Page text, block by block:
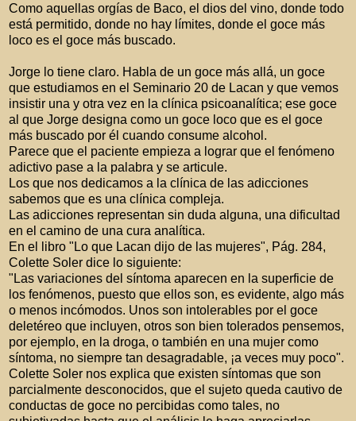
Como aquellas orgías de Baco, el dios del vino, donde todo
está permitido, donde no hay límites, donde el goce más
loco es el goce más buscado.
Jorge lo tiene claro. Habla de un goce más allá, un goce
que estudiamos en el Seminario 20 de Lacan y que vemos
insistir una y otra vez en la clínica psicoanalítica; ese goce
al que Jorge designa como un goce loco que es el goce
más buscado por él cuando consume alcohol.
Parece que el paciente empieza a lograr que el fenómeno
adictivo pase a la palabra y se articule.
Los que nos dedicamos a la clínica de las adicciones
sabemos que es una clínica compleja.
Las adicciones representan sin duda alguna, una dificultad
en el camino de una cura analítica.
En el libro "Lo que Lacan dijo de las mujeres", Pág. 284,
Colette Soler dice lo siguiente:
"Las variaciones del síntoma aparecen en la superficie de
los fenómenos, puesto que ellos son, es evidente, algo más
o menos incómodos. Unos son intolerables por el goce
deletéreo que incluyen, otros son bien tolerados pensemos,
por ejemplo, en la droga, o también en una mujer como
síntoma, no siempre tan desagradable, ¡a veces muy poco".
Colette Soler nos explica que existen síntomas que son
parcialmente desconocidos, que el sujeto queda cautivo de
conductas de goce no percibidas como tales, no